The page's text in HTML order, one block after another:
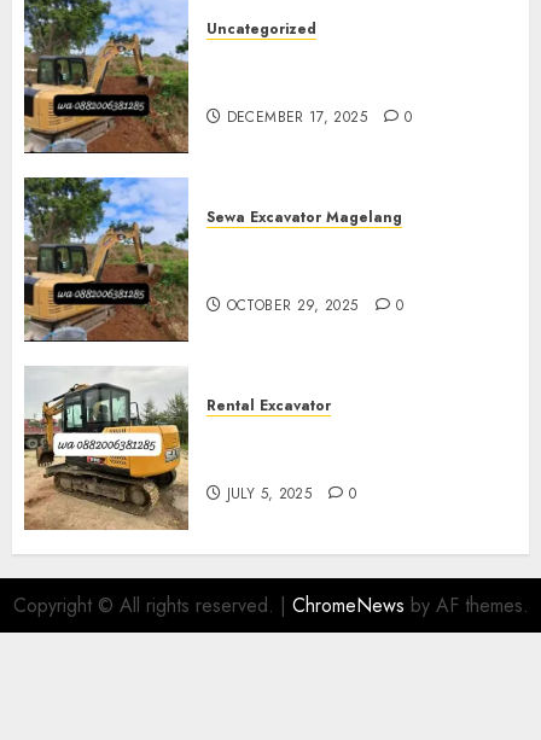
Uncategorized
DECEMBER 17, 2025 0
Sewa Excavator Magelang
OCTOBER 29, 2025 0
Rental Excavator
JULY 5, 2025 0
Copyright © All rights reserved. | ChromeNews by AF themes.